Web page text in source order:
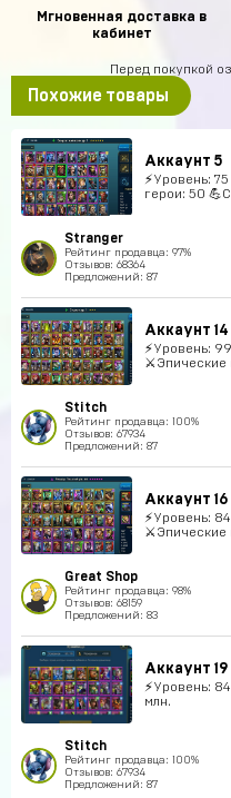
Мгновенная доставка в
кабинет
Перед покупкой
Похожие товары
Аккаунт 5
⚡Уровень:
герои: 50
Stranger
Рейтинг продавца: 97%
Отзывов: 68364
Предложений: 87
Аккаунт 14
⚡Уровень:
⚔️Эпические
Stitch
Рейтинг продавца: 100%
Отзывов: 67934
Предложений: 87
Аккаунт 16
⚡Уровень:
⚔️Эпические
Great Shop
Рейтинг продавца: 98%
Отзывов: 68159
Предложений: 83
Аккаунт 19
⚡Уровень:
млн.
Stitch
Рейтинг продавца: 100%
Отзывов: 67934
Предложений: 87